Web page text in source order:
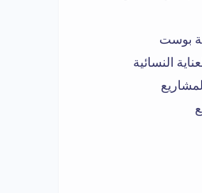
بوست
النسائية